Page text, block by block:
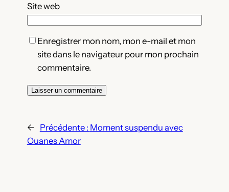
Site web
Enregistrer mon nom, mon e-mail et mon
site dans le navigateur pour mon prochain
commentaire.
← Précédente : Moment suspendu avec
Ouanes Amor